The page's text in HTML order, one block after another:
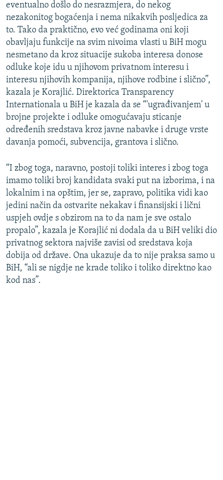
eventualno došlo do nesrazmjera, do nekog
nezakonitog bogaćenja i nema nikakvih posljedica za
to. Tako da praktično, evo već godinama oni koji
obavljaju funkcije na svim nivoima vlasti u BiH mogu
nesmetano da kroz situacije sukoba interesa donose
odluke koje idu u njihovom privatnom interesu i
interesu njihovih kompanija, njihove rodbine i slično”,
kazala je Korajlić. Direktorica Transparency
Internationala u BiH je kazala da se “'ugrađivanjem' u
brojne projekte i odluke omogućavaju sticanje
određenih sredstava kroz javne nabavke i druge vrste
davanja pomoći, subvencija, grantova i slično.
“I zbog toga, naravno, postoji toliki interes i zbog toga
imamo toliki broj kandidata svaki put na izborima, i na
lokalnim i na opštim, jer se, zapravo, politika vidi kao
jedini način da ostvarite nekakav i finansijski i lični
uspjeh ovdje s obzirom na to da nam je sve ostalo
propalo”, kazala je Korajlić ni dodala da u BiH veliki dio
privatnog sektora najviše zavisi od sredstava koja
dobija od države. Ona ukazuje da to nije praksa samo u
BiH, “ali se nigdje ne krade toliko i toliko direktno kao
kod nas”.